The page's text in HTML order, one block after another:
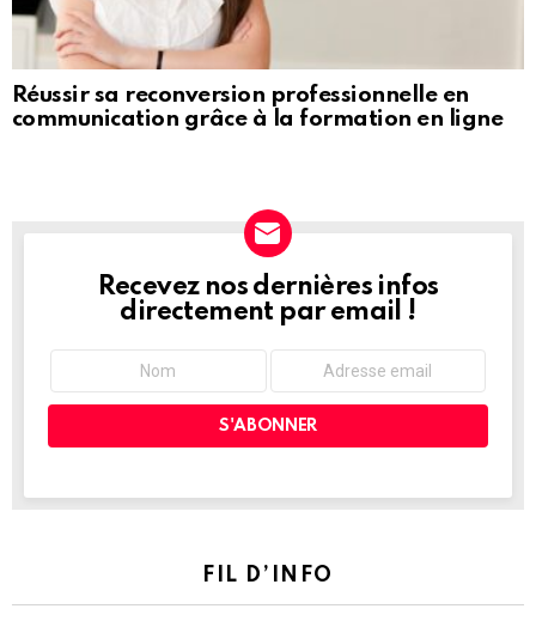
Réussir sa reconversion professionnelle en
communication grâce à la formation en ligne
NEWSLETTER
Recevez nos dernières infos
directement par email !
FIL D’INFO